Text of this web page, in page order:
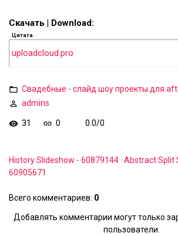
Скачать | Download:
Цитата
uploadcloud.pro
Свадебные - слайд шоу проекты для
admins
31 0 0.0/0
History Slideshow - 60879144 Abstract Split
60905671
Всего комментариев: 0
Добавлять комментарии могут только
пользователи.